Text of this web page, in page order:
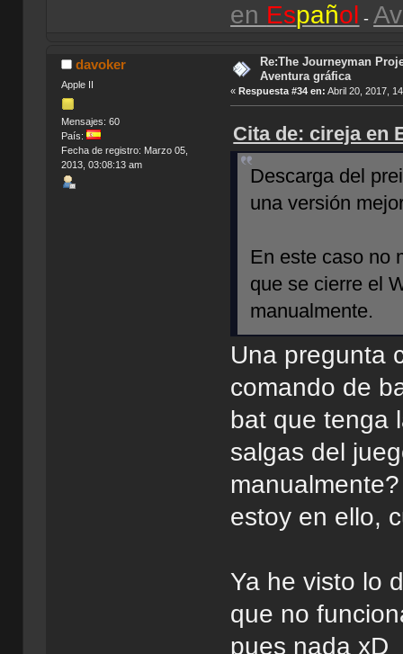
en Español -
davoker
Apple II
Mensajes: 60
País:
Fecha de registro: Marzo 05,
2013, 03:08:13 am
Re:The Journeyman
Aventura gráfica
«Respuesta #34 en: Abril 20, 2017,
Cita de: cireja en
Descarga del
una versión
En este caso no
que se cierre el
manualmente.
Una pregunta
comando de
bat que tenga
salgas del
estoy en ello,
Ya he visto lo
que no
pues nada xD